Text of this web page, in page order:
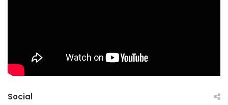
Social